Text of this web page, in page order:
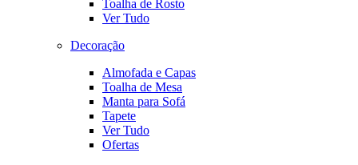
Toalha de Rosto
Ver Tudo
Decoração
Almofada e Capas
Toalha de Mesa
Manta para Sofá
Tapete
Ver Tudo
Ofertas